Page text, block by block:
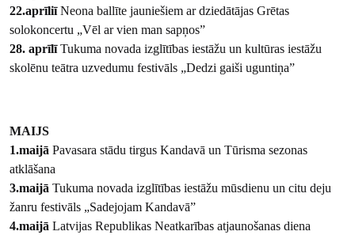
22.aprīliīNeona ballīte jauniešiem ar dziedātājas Grētas
solokoncertu „Vēl ar vien man sapņos”
28. aprīlīTukuma novada izglītības iestāžu un kultūras iestāžu
skolēnu teātra uzvedumu festivāls „Dedzi gaiši uguntiņa”
MAIJS
1.maijā Pavasara stādu tirgus Kandavā un Tūrisma sezonas
atklāšana
3.maijā Tukuma novada izglītības iestāžu mūsdienu un citu deju
žanru festivāls „Sadejojam Kandavā”
4.maijā Latvijas Republikas Neatkarības atjaunošanas diena